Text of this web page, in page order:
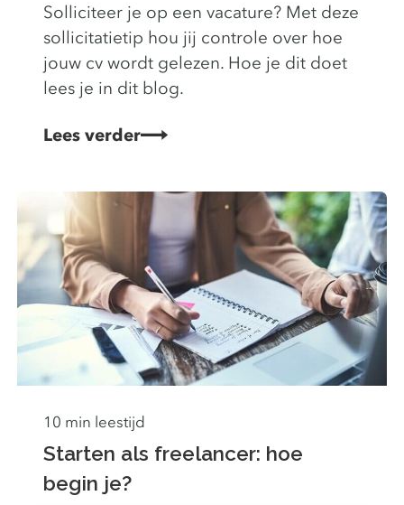
Solliciteer je op een vacature? Met deze
sollicitatietip hou jij controle over hoe
jouw cv wordt gelezen. Hoe je dit doet
lees je in dit blog.
Lees verder
10 min leestijd
Starten als freelancer: hoe
begin je?